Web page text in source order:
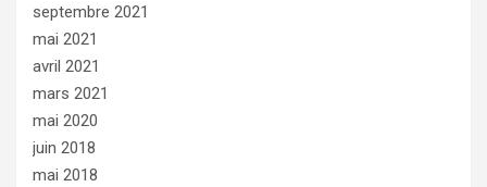
septembre 2021
mai 2021
avril 2021
mars 2021
mai 2020
juin 2018
mai 2018